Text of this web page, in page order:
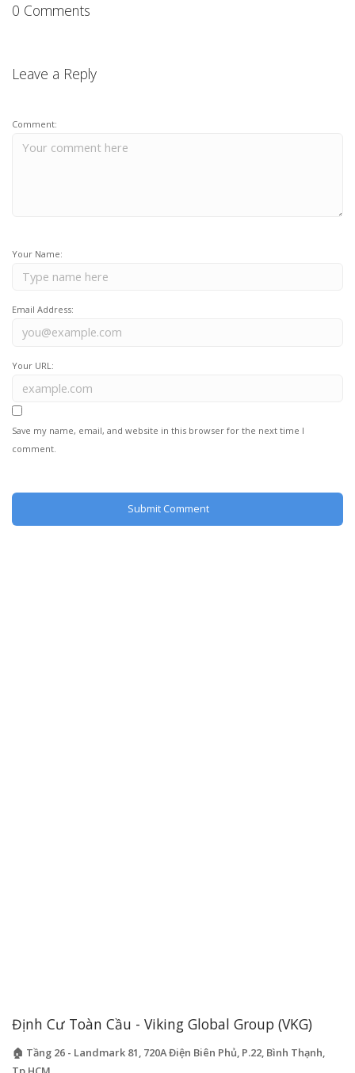
0 Comments
Leave a Reply
Comment:
Your Name:
Email Address:
Your URL:
Save my name, email, and website in this browser for the next time I
comment.
Định Cư Toàn Cầu - Viking Global Group (VKG)
🏠 Tầng 26 - Landmark 81, 720A Điện Biên Phủ, P.22, Bình Thạnh,